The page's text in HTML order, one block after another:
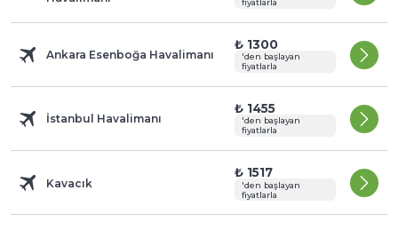
fiyatlarla
Ankara Esenboğa Havalimanı
₺ 1300
'den başlayan
fiyatlarla
İstanbul Havalimanı
₺ 1455
'den başlayan
fiyatlarla
Kavacık
₺ 1517
'den başlayan
fiyatlarla